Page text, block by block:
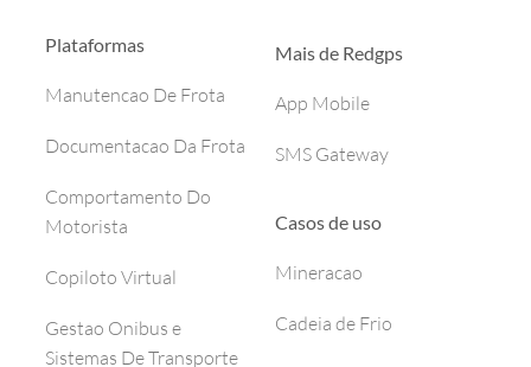
Plataformas
Manutencao De Frota
Documentacao Da Frota
Comportamento Do
Motorista
Copiloto Virtual
Gestao Onibus e
Sistemas De Transporte
Mais de Redgps
App Mobile
SMS Gateway
Casos de uso
Mineracao
Cadeia de Frio